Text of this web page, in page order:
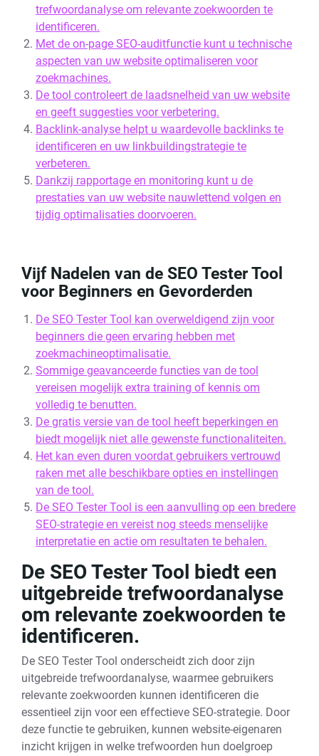
trefwoordanalyse om relevante zoekwoorden te
identificeren.
Met de on-page SEO-auditfunctie kunt u technische
aspecten van uw website optimaliseren voor
zoekmachines.
De tool controleert de laadsnelheid van uw website
en geeft suggesties voor verbetering.
Backlink-analyse helpt u waardevolle backlinks te
identificeren en uw linkbuildingstrategie te
verbeteren.
Dankzij rapportage en monitoring kunt u de
prestaties van uw website nauwlettend volgen en
tijdig optimalisaties doorvoeren.
Vijf Nadelen van de SEO Tester Tool
voor Beginners en Gevorderden
De SEO Tester Tool kan overweldigend zijn voor
beginners die geen ervaring hebben met
zoekmachineoptimalisatie.
Sommige geavanceerde functies van de tool
vereisen mogelijk extra training of kennis om
volledig te benutten.
De gratis versie van de tool heeft beperkingen en
biedt mogelijk niet alle gewenste functionaliteiten.
Het kan even duren voordat gebruikers vertrouwd
raken met alle beschikbare opties en instellingen
van de tool.
De SEO Tester Tool is een aanvulling op een bredere
SEO-strategie en vereist nog steeds menselijke
interpretatie en actie om resultaten te behalen.
De SEO Tester Tool biedt een
uitgebreide trefwoordanalyse
om relevante zoekwoorden te
identificeren.
De SEO Tester Tool onderscheidt zich door zijn
uitgebreide trefwoordanalyse, waarmee gebruikers
relevante zoekwoorden kunnen identificeren die
essentieel zijn voor een effectieve SEO-strategie. Door
deze functie te gebruiken, kunnen website-eigenaren
inzicht krijgen in welke trefwoorden hun doelgroep